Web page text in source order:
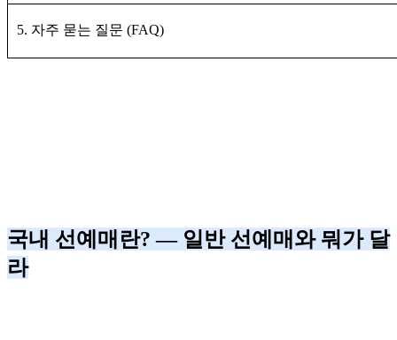
5. 자주 묻는 질문 (FAQ)
국내 선예매란? — 일반 선예매와 뭐가 달
라